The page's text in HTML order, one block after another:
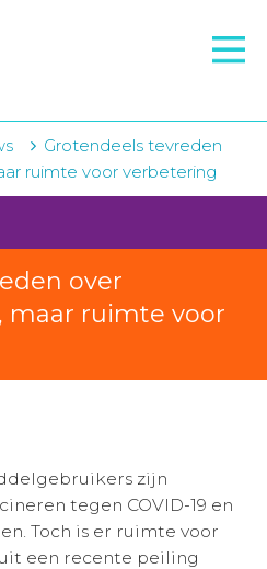
Grotendeels tevreden
ruimte voor verbetering
over
maar ruimte voor
zijn
tegen COVID-19 en
Toch is er ruimte voor
een recente peiling